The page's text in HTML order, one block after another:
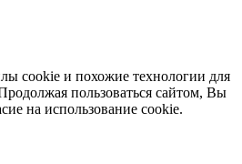
cookie и похожие технологии для
пользоваться сайтом, Вы
на использование cookie.